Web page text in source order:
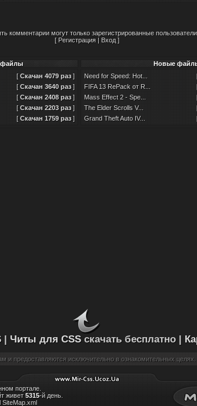
комментарии могут только зарегистрированные пользователи.
[ Регистрация | Вход ]
файлы
[ Скачан 4079 раз]
[ Скачан 3640 раз]
[ Скачан 2408 раз]
[ Скачан 2203 раз]
[ Скачан 1759 раз]
Новые
Need for Speed: Hot...
FIFA 13 RePack от R...
Mass Effect 2 - Spe...
The Elder Scrolls V...
Grand Theft Auto IV...
| Читы для CSS скачать бесплатно |
предоставляются исключительно в ознакомительных
портале.
живет 5315-й день.
SiteMap.xml